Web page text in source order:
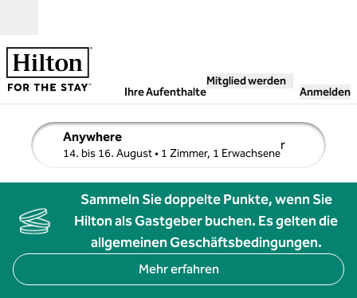
Ihre Aufenthalte
Mitglied werden
Anmelden
Anywhere
14. bis 16. August• 1 Zimmer, 1 Erwachsene
r
Suchdetails bearbeiten, 14. bis 16. August, 1 Zimmer, 1
Sammeln Sie doppelte Punkte, wenn Sie
Hilton als Gastgeber buchen. Es gelten die
allgemeinen Geschäftsbedingungen.
Mehr erfahren
Hochzeiten im Hilton